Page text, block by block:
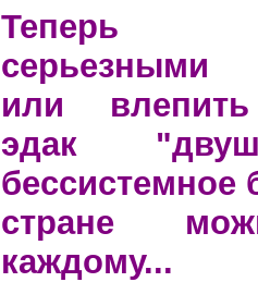
Теперь
или
эдак
бессистемное
стране
каждому...